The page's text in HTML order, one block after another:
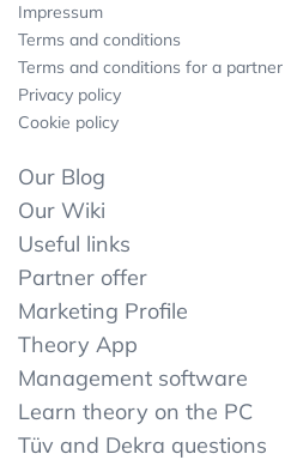
Impressum
Terms and conditions
Terms and conditions for a partner
Privacy policy
Cookie policy
Our Blog
Our Wiki
Useful links
Partner offer
Marketing Profile
Theory App
Management software
Learn theory on the PC
Tüv and Dekra questions